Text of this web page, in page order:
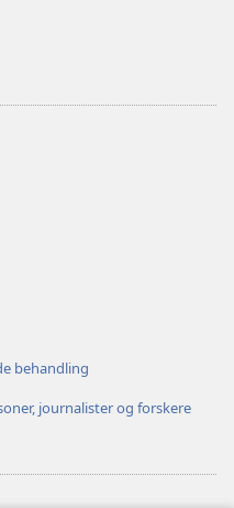
behandling
journalister og forskere